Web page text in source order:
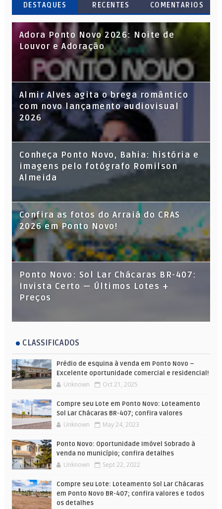
DESTAQUES RECENTES COMENTARIOS
Adora Ponto Novo 2026: Noite de
Louvor e Adoração
Almir Alves agita o brega romântico
com novo lançamento audiovisual
2026
Conheça Ponto Novo, Bahia: história e
imagens pelo fotógrafo Romilson
Almeida
Confira as fotos do Arraiá do CRAS
2026 em Ponto Novo!
Ponto Novo: Sol Lar Chácaras BR-407:
Invista Certo — Últimos Lotes +
Preços
CLASSIFICADOS
Prédio de esquina à venda em Ponto Novo –
Excelente oportunidade comercial e residencial!
Unknown Oct 21, 2025
Compre seu Lote em Ponto Novo: Loteamento
Sol Lar Chácaras BR-407; confira valores
Unknown May 24, 2023
Ponto Novo: Oportunidade Imóvel Sobrado à
venda no município; confira detalhes
Unknown Sept 22, 2022
Compre seu Lote: Loteamento Sol Lar Chácaras
em Ponto Novo BR-407; confira valores e todos
os detalhes